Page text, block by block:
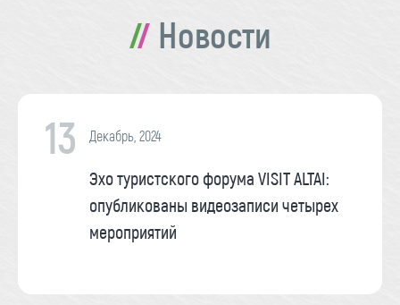
Новости
13 Декабрь, 2024
Эхо туристского форума VISIT ALTAI:
опубликованы видеозаписи четырех
мероприятий